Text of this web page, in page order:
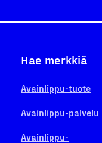
Hae merkkiä
Avainlippu-tuote
Avainlippu-palvelu
Avainlippu-